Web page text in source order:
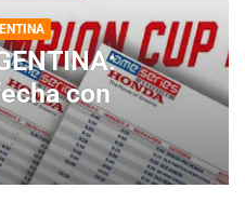
con